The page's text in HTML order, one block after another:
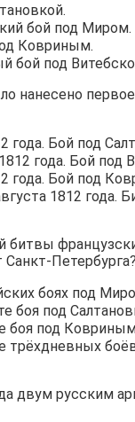
бой под Миром.
Ковриным.
бой под
нанесено
года. Бой под
года. Бой под
года. Бой под
1812 года.
битвы
Петербурга?
боях под
боя под
боя под
трёхдневных
двум русским